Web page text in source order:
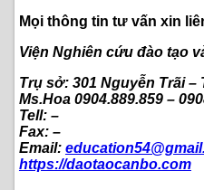
Mọi thông tin tư vấn xin
Viện Nghiên cứu đào tạo
Trụ sở: 301 Nguyễn Trãi –
Ms.Hoa 0904.889.859 –
Tell: –
Fax: –
Email:
https://daotaocanbo.com